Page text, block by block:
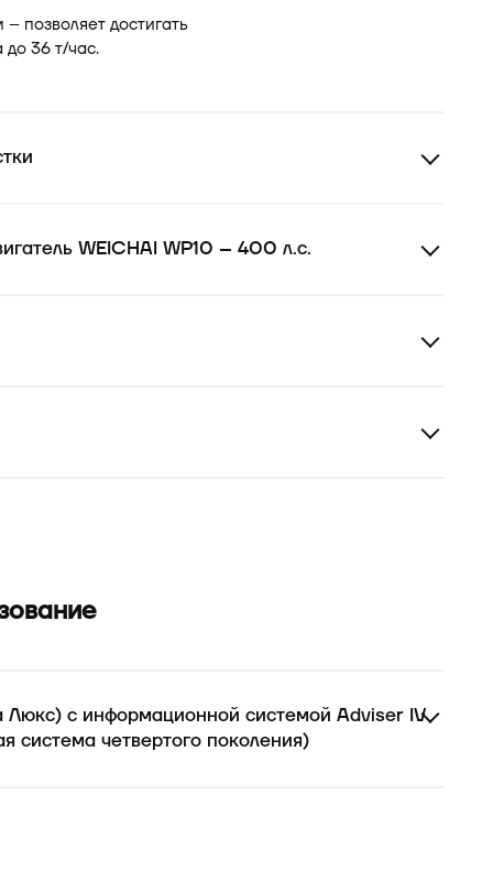
позволяет достигать
36 т/час.
WEICHAI WP10 – 400 л.с.
Люкс) с информационной системой Adviser IV
система четвертого поколения)